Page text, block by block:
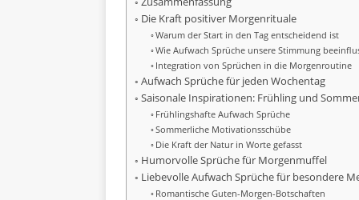
Die Kraft positiver Morgenrituale
Warum der Start in den Tag entscheidend ist
Wie Aufwach Sprüche unsere Stimmung
Integration von Sprüchen in die Morgenroutine
Aufwach Sprüche für jeden Wochentag
Saisonale Inspirationen: Frühling und
Frühlingshafte Aufwach Sprüche
Sommerliche Motivationsschübe
Die Kraft der Natur in Worte gefasst
Humorvolle Sprüche für Morgenmuffel
Liebevolle Aufwach Sprüche für besondere
Romantische Guten-Morgen-Botschaften